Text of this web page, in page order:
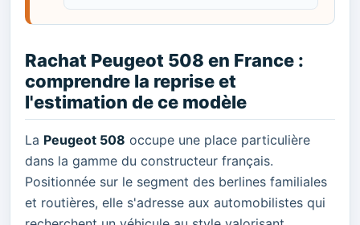
Rachat Peugeot 508 en France :
comprendre la reprise et
l'estimation de ce modèle
La Peugeot 508 occupe une place particulière
dans la gamme du constructeur français.
Positionnée sur le segment des berlines familiales
et routières, elle s'adresse aux automobilistes qui